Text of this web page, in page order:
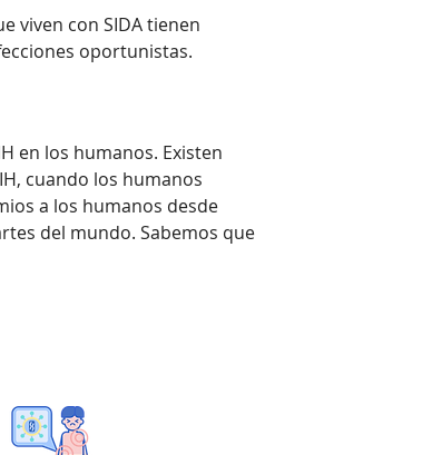
viven con SIDA tienen
oportunistas.
en los humanos. Existen
cuando los humanos
a los humanos desde
del mundo. Sabemos que